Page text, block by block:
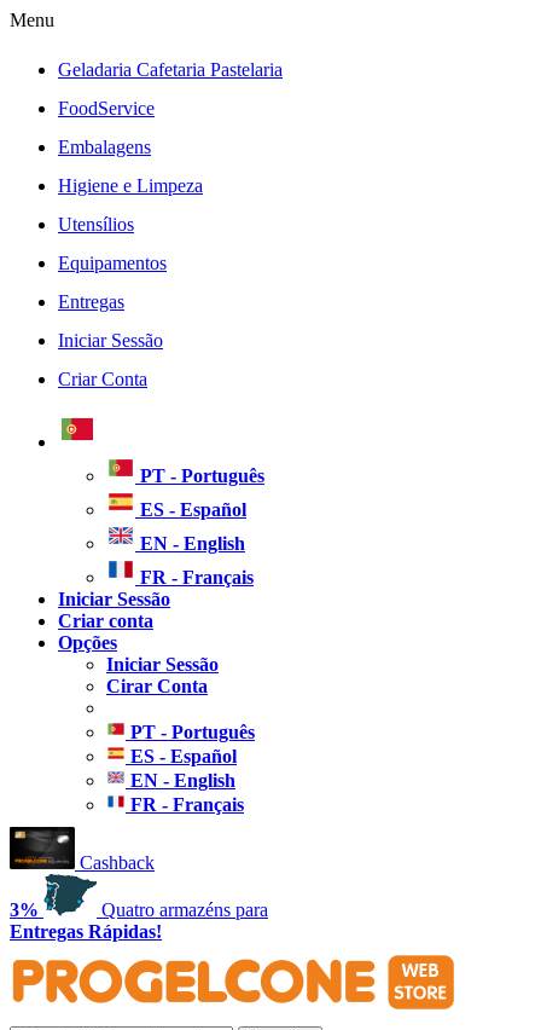
Menu
Geladaria Cafetaria Pastelaria
FoodService
Embalagens
Higiene e Limpeza
Utensílios
Equipamentos
Entregas
Iniciar Sessão
Criar Conta
PT - Português
ES - Español
EN - English
FR - Français
Iniciar Sessão
Criar conta
Opções
Iniciar Sessão
Cirar Conta
PT - Português
ES - Español
EN - English
FR - Français
Cashback
3%
Quatro armazéns para
Entregas Rápidas!